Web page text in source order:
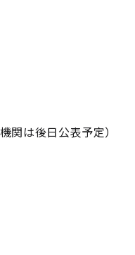
は後日公表予定）